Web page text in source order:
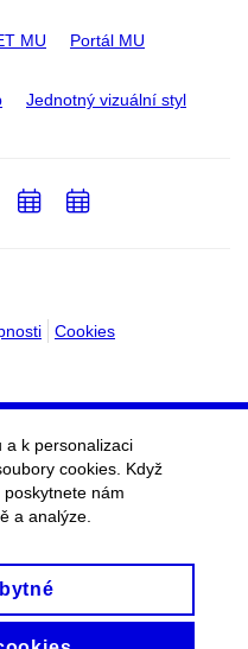
MU Portál MU
Jednotný vizuální styl
Cookies
PřidatPřidat
a k personalizaci
cookies. Když
poskytnete nám
a analýze.